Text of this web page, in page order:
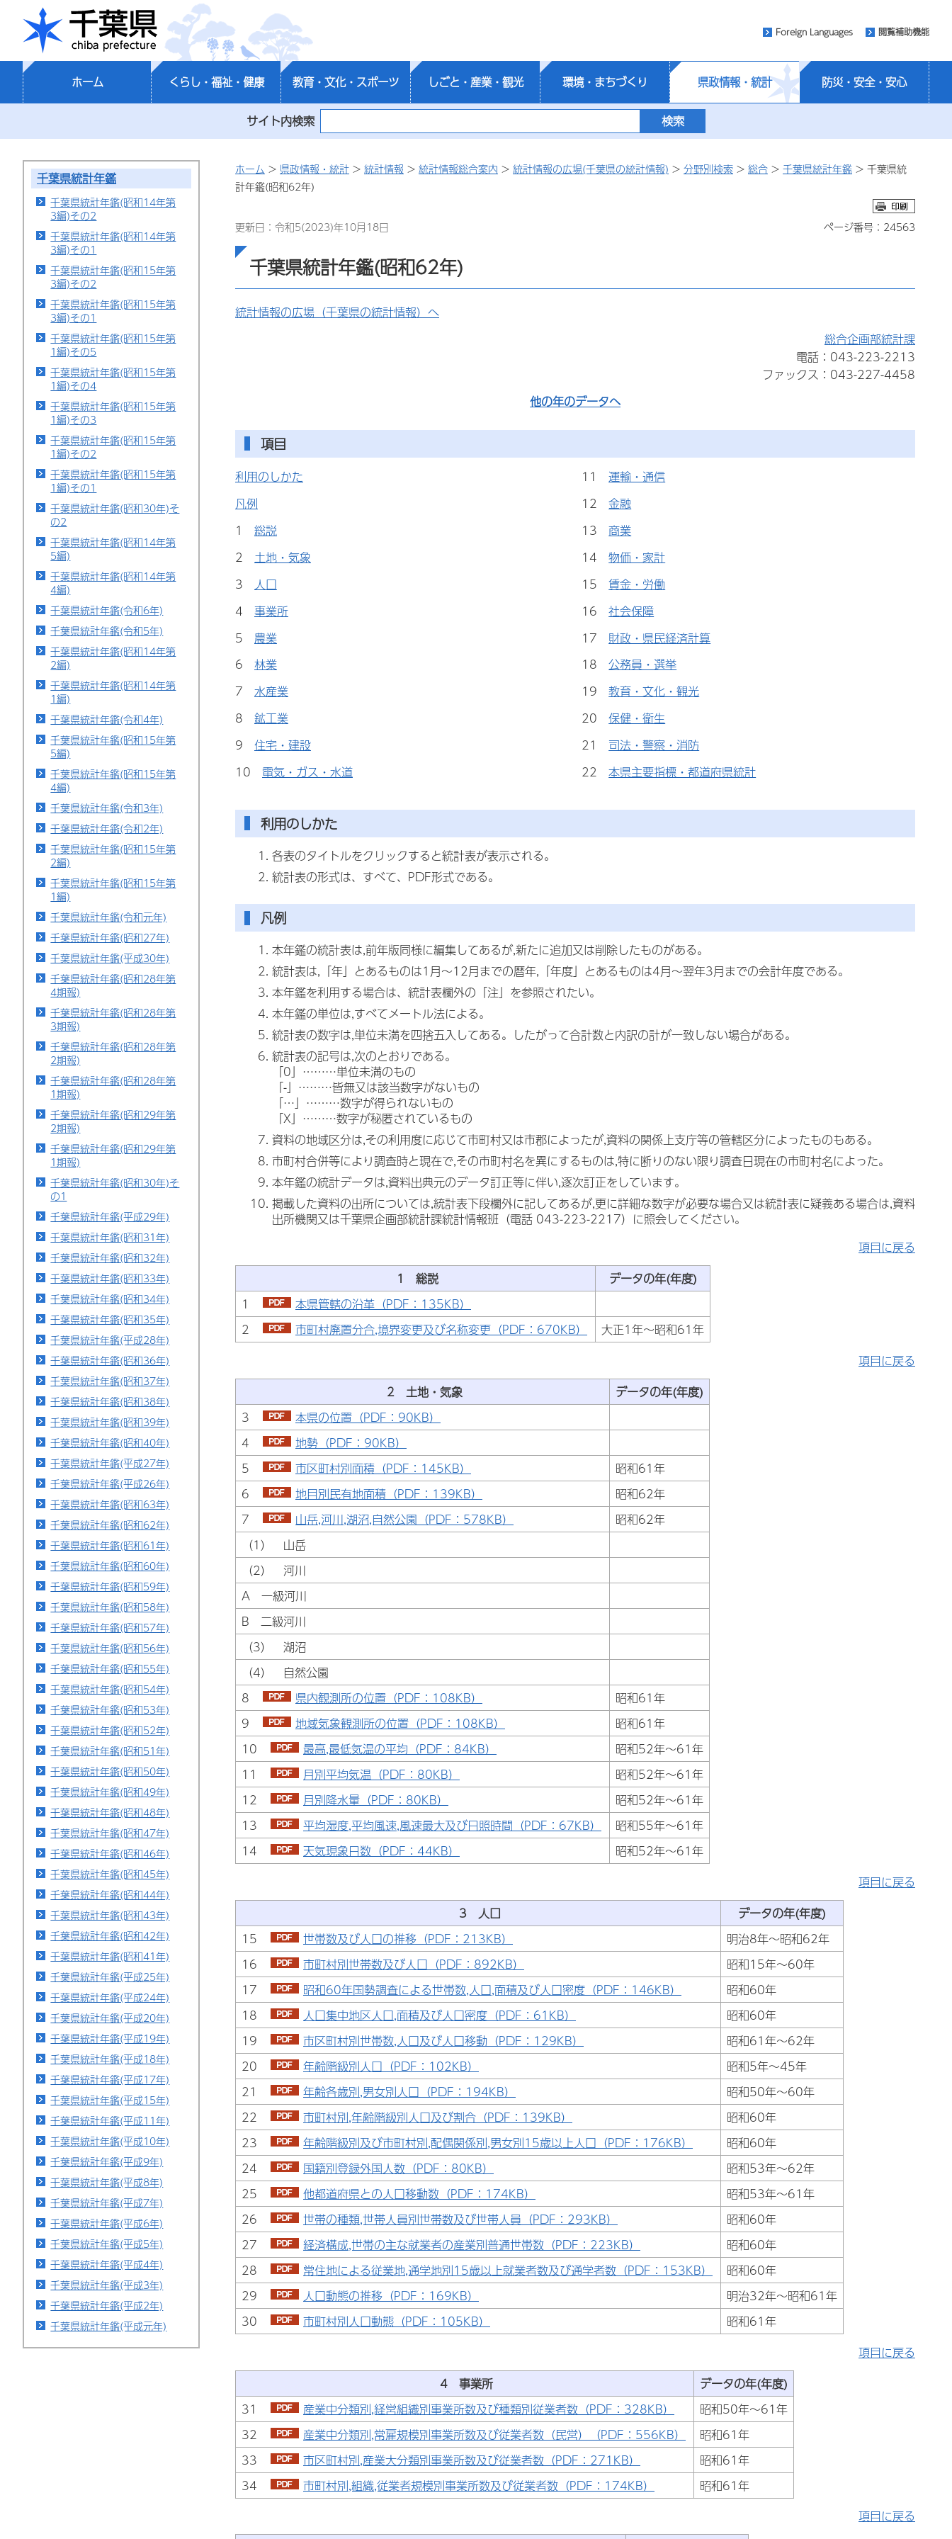
千葉県
Foreign Languages 閲覧補助機能
ホーム くらし・福祉・健康 教育・文化・スポーツ しごと・産業・観光 環境・まちづくり 県政情報・統計 防災・安全・安心
サイト内検索
千葉県統計年鑑
千葉県統計年鑑(昭和14年第
3編)その2
千葉県統計年鑑(昭和14年第
3編)その1
千葉県統計年鑑(昭和15年第
3編)その2
千葉県統計年鑑(昭和15年第
3編)その1
千葉県統計年鑑(昭和15年第
1編)その5
千葉県統計年鑑(昭和15年第
1編)その4
千葉県統計年鑑(昭和15年第
1編)その3
千葉県統計年鑑(昭和15年第
1編)その2
千葉県統計年鑑(昭和15年第
1編)その1
千葉県統計年鑑(昭和30年)そ
の2
千葉県統計年鑑(昭和14年第
5編)
千葉県統計年鑑(昭和14年第
4編)
千葉県統計年鑑(令和6年)
千葉県統計年鑑(令和5年)
千葉県統計年鑑(昭和14年第
2編)
千葉県統計年鑑(昭和14年第
1編)
千葉県統計年鑑(令和4年)
千葉県統計年鑑(昭和15年第
5編)
千葉県統計年鑑(昭和15年第
4編)
千葉県統計年鑑(令和3年)
千葉県統計年鑑(令和2年)
千葉県統計年鑑(昭和15年第
2編)
千葉県統計年鑑(昭和15年第
1編)
千葉県統計年鑑(令和元年)
千葉県統計年鑑(昭和27年)
千葉県統計年鑑(平成30年)
千葉県統計年鑑(昭和28年第
4期報)
千葉県統計年鑑(昭和28年第
3期報)
千葉県統計年鑑(昭和28年第
2期報)
千葉県統計年鑑(昭和28年第
1期報)
千葉県統計年鑑(昭和29年第
2期報)
千葉県統計年鑑(昭和29年第
1期報)
千葉県統計年鑑(昭和30年)そ
の1
千葉県統計年鑑(平成29年)
千葉県統計年鑑(昭和31年)
千葉県統計年鑑(昭和32年)
千葉県統計年鑑(昭和33年)
千葉県統計年鑑(昭和34年)
千葉県統計年鑑(昭和35年)
千葉県統計年鑑(平成28年)
千葉県統計年鑑(昭和36年)
千葉県統計年鑑(昭和37年)
千葉県統計年鑑(昭和38年)
千葉県統計年鑑(昭和39年)
千葉県統計年鑑(昭和40年)
千葉県統計年鑑(平成27年)
千葉県統計年鑑(平成26年)
千葉県統計年鑑(昭和63年)
千葉県統計年鑑(昭和62年)
千葉県統計年鑑(昭和61年)
千葉県統計年鑑(昭和60年)
千葉県統計年鑑(昭和59年)
千葉県統計年鑑(昭和58年)
千葉県統計年鑑(昭和57年)
千葉県統計年鑑(昭和56年)
千葉県統計年鑑(昭和55年)
千葉県統計年鑑(昭和54年)
千葉県統計年鑑(昭和53年)
千葉県統計年鑑(昭和52年)
千葉県統計年鑑(昭和51年)
千葉県統計年鑑(昭和50年)
千葉県統計年鑑(昭和49年)
千葉県統計年鑑(昭和48年)
千葉県統計年鑑(昭和47年)
千葉県統計年鑑(昭和46年)
千葉県統計年鑑(昭和45年)
千葉県統計年鑑(昭和44年)
千葉県統計年鑑(昭和43年)
千葉県統計年鑑(昭和42年)
千葉県統計年鑑(昭和41年)
千葉県統計年鑑(平成25年)
千葉県統計年鑑(平成24年)
千葉県統計年鑑(平成20年)
千葉県統計年鑑(平成19年)
千葉県統計年鑑(平成18年)
千葉県統計年鑑(平成17年)
千葉県統計年鑑(平成15年)
千葉県統計年鑑(平成11年)
千葉県統計年鑑(平成10年)
千葉県統計年鑑(平成9年)
千葉県統計年鑑(平成8年)
千葉県統計年鑑(平成7年)
千葉県統計年鑑(平成6年)
千葉県統計年鑑(平成5年)
千葉県統計年鑑(平成4年)
千葉県統計年鑑(平成3年)
千葉県統計年鑑(平成2年)
千葉県統計年鑑(平成元年)
ホーム > 県政情報・統計 > 統計情報 > 統計情報総合案内 > 統計情報の広場(千葉県の統計情報) > 分野別検索 > 総合 > 千葉県統計年鑑 > 千葉県統
計年鑑(昭和62年)
更新日：令和5(2023)年10月18日 ページ番号：24563
千葉県統計年鑑(昭和62年)
統計情報の広場（千葉県の統計情報）へ
総合企画部統計課
電話：043-223-2213
ファックス：043-227-4458
他の年のデータへ
項目
利用のしかた
凡例
1 総説
2 土地・気象
3 人口
4 事業所
5 農業
6 林業
7 水産業
8 鉱工業
9 住宅・建設
10 電気・ガス・水道
11運輸・通信
12金融
13商業
14物価・家計
15賃金・労働
16社会保障
17 財政・県民経済計算
18公務員・選挙
19教育・文化・観光
20保健・衛生
21司法・警察・消防
22本県主要指標・都道府県統計
利用のしかた
各表のタイトルをクリックすると統計表が表示される。
統計表の形式は、すべて、PDF形式である。
凡例
本年鑑の統計表は,前年版同様に編集してあるが,新たに追加又は削除したものがある。
統計表は,「年」とあるものは1月～12月までの暦年,「年度」とあるものは4月～翌年3月までの会計年度である。
本年鑑を利用する場合は、統計表欄外の「注」を参照されたい。
本年鑑の単位は,すべてメートル法による。
統計表の数字は,単位未満を四捨五入してある。したがって合計数と内訳の計が一致しない場合がある。
統計表の記号は,次のとおりである。
「0」………単位未満のもの
「-」………皆無又は該当数字がないもの
「…」………数字が得られないもの
「X」………数字が秘匿されているもの
資料の地域区分は,その利用度に応じて市町村又は市郡によったが,資料の関係上支庁等の管轄区分によったものもある。
市町村合併等により調査時と現在で,その市町村名を異にするものは,特に断りのない限り調査日現在の市町村名によった。
本年鑑の統計データは,資料出典元のデータ訂正等に伴い,逐次訂正をしています。
掲載した資料の出所については,統計表下段欄外に記してあるが,更に詳細な数字が必要な場合又は統計表に疑義ある場合は,資料
出所機関又は千葉県企画部統計課統計情報班（電話 043-223-2217）に照会してください。
項目に戻る
1 総説
データの年(年度)
1
本県管轄の沿革（PDF：135KB）
2
市町村廃置分合,境界変更及び名称変更（PDF：670KB）
大正1年～昭和61年
項目に戻る
2 土地・気象
データの年(年度)
3
本県の位置（PDF：90KB）
4
地勢（PDF：90KB）
5
市区町村別面積（PDF：145KB）
昭和61年
6
地目別民有地面積（PDF：139KB）
昭和62年
7
山岳,河川,湖沼,自然公園（PDF：578KB）
昭和62年
（1） 山岳
（2） 河川
A 一級河川
B 二級河川
（3） 湖沼
（4） 自然公園
8
県内観測所の位置（PDF：108KB）
昭和61年
9
地域気象観測所の位置（PDF：108KB）
昭和61年
10
最高,最低気温の平均（PDF：84KB）
昭和52年～61年
11
月別平均気温（PDF：80KB）
昭和52年～61年
12
月別降水量（PDF：80KB）
昭和52年～61年
13
平均湿度,平均風速,風速最大及び日照時間（PDF：67KB）
昭和55年～61年
14
天気現象日数（PDF：44KB）
昭和52年～61年
項目に戻る
3 人口
データの年(年度)
15
世帯数及び人口の推移（PDF：213KB）
明治8年～昭和62年
16
市町村別世帯数及び人口（PDF：892KB）
昭和15年～60年
17
昭和60年国勢調査による世帯数,人口,面積及び人口密度（PDF：146KB）
昭和60年
18
人口集中地区人口,面積及び人口密度（PDF：61KB）
昭和60年
19
市区町村別世帯数,人口及び人口移動（PDF：129KB）
昭和61年～62年
20
年齢階級別人口（PDF：102KB）
昭和5年～45年
21
年齢各歳別,男女別人口（PDF：194KB）
昭和50年～60年
22
市町村別,年齢階級別人口及び割合（PDF：139KB）
昭和60年
23
年齢階級別及び市町村別,配偶関係別,男女別15歳以上人口（PDF：176KB）
昭和60年
24
国籍別登録外国人数（PDF：80KB）
昭和53年～62年
25
他都道府県との人口移動数（PDF：174KB）
昭和53年～61年
26
世帯の種類,世帯人員別世帯数及び世帯人員（PDF：293KB）
昭和60年
27
経済構成,世帯の主な就業者の産業別普通世帯数（PDF：223KB）
昭和60年
28
常住地による従業地,通学地別15歳以上就業者数及び通学者数（PDF：153KB）
昭和60年
29
人口動態の推移（PDF：169KB）
明治32年～昭和61年
30
市町村別人口動態（PDF：105KB）
昭和61年
項目に戻る
4 事業所
データの年(年度)
31
産業中分類別,経営組織別事業所数及び種類別従業者数（PDF：328KB）
昭和50年～61年
32
産業中分類別,常雇規模別事業所数及び従業者数（民営）（PDF：556KB）
昭和61年
33
市区町村別,産業大分類別事業所数及び従業者数（PDF：271KB）
昭和61年
34
市町村別,組織,従業者規模別事業所数及び従業者数（PDF：174KB）
昭和61年
項目に戻る